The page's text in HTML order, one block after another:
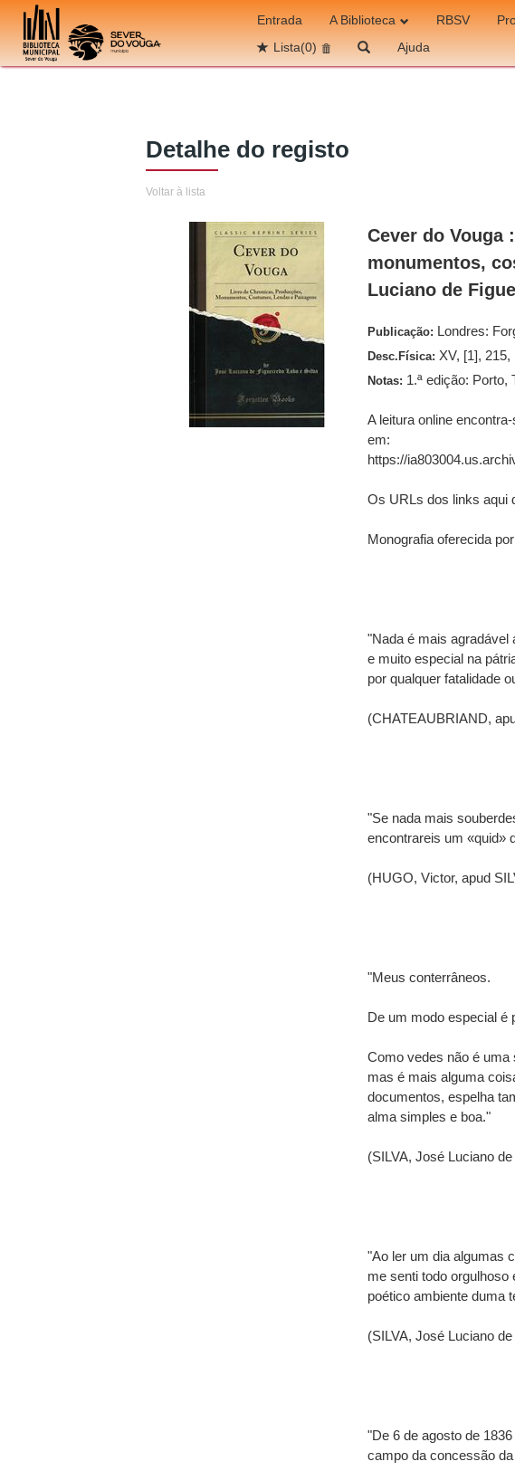
Ir para o conteúdo
Entrada A Biblioteca RBSV
Lista(0) Ajuda
Detalhe do registo
Voltar à lista
Cever do Vouga
monumentos,
Luciano de
Publicação: Londres:
Desc.Física:XV, [1], 215,
Notas: 1.ª edição: Porto,
A leitura online
em:
https://
Os URLs dos links aqui
Monografia oferecida
"Nada é mais agradável
e muito especial na
por qualquer fatalidade
(CHATEAUBRIAND,
"Se nada mais
encontrareis um «quid»
(HUGO, Victor, apud
"Meus conterrâneos.
De um modo especial é
Como vedes não é uma
mas é mais alguma
documentos, espelha
alma simples e boa."
(SILVA, José Luciano
"Ao ler um dia algumas
me senti todo
poético ambiente duma
(SILVA, José Luciano
"De 6 de agosto de
campo da concessão